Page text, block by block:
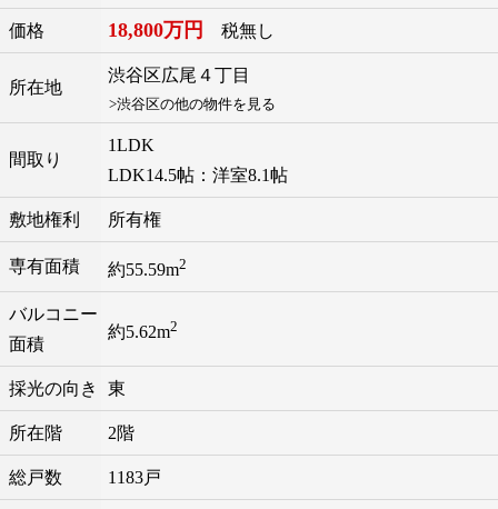
価格 18,800万円 税無し
所在地
渋谷区広尾 ４丁目
>渋谷区の他の物件を見る
間取り
1LDK
LDK14.5帖：洋室8.1帖
敷地権利 所有権
専有面積 約55.59m2
バルコニー
面積
約5.62m2
採光の向き 東
所在階 2階
総戸数 1183戸